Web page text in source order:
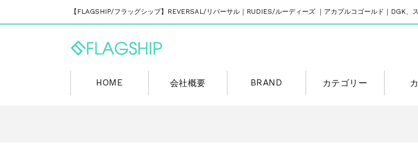
【FLAGSHIP/フラッグシップ】REVERSAL/リバーサル｜RUDIES/ルーディーズ ｜アカプルコゴールド｜DGK、
HOME 会社概要 BRAND カテゴリー